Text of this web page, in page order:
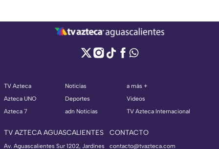
TV Azteca
Azteca UNO
Azteca 7
Noticias
Deportes
adn Noticias
a más +
Videos
TV Azteca Internacional
TV AZTECA AGUASCALIENTES
Av. Aguascalientes Sur 1202, Jardines
CONTACTO
contacto@tvazteca.com